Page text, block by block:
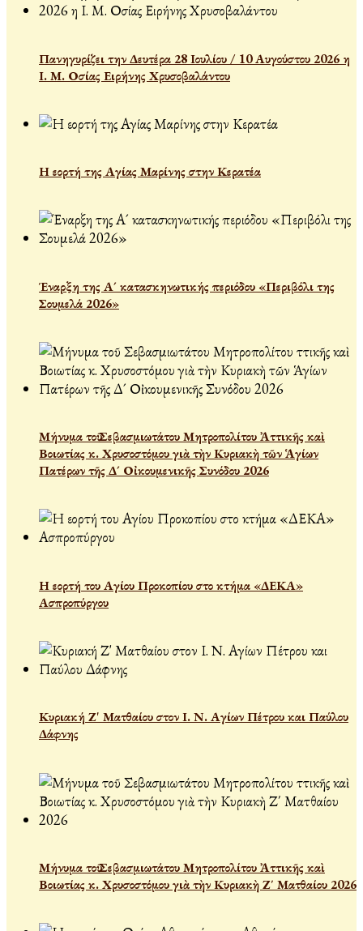
Πανηγυρίζει την Δευτέρα 28 Ιουλίου / 10 Αυγούστου 2026 η
Ι. Μ. Οσίας Ειρήνης Χρυσοβαλάντου
Η εορτή της Αγίας Μαρίνης στην Κερατέα
Έναρξη της Α´ κατασκηνωτικής περιόδου «Περιβόλι της
Σουμελά 2026»
Μήνυμα τοῦ Σεβασμιωτάτου Μητροπολίτου Ἀττικῆς καὶ
Βοιωτίας κ. Χρυσοστόμου γιὰ τὴν Κυριακὴ τῶν Ἁγίων
Πατέρων τῆς Δ´ Οἰκουμενικῆς Συνόδου 2026
Η εορτή του Αγίου Προκοπίου στο κτήμα «ΔΕΚΑ»
Ασπροπύργου
Κυριακή Ζ' Ματθαίου στον Ι. Ν. Αγίων Πέτρου και Παύλου
Δάφνης
Μήνυμα τοῦ Σεβασμιωτάτου Μητροπολίτου Ἀττικῆς καὶ
Βοιωτίας κ. Χρυσοστόμου γιὰ τὴν Κυριακὴ Ζ΄ Ματθαίου 2026